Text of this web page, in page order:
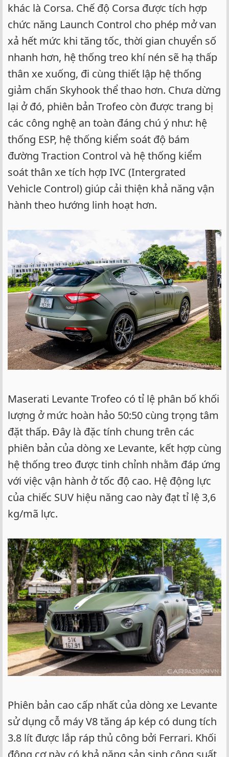
khác là Corsa. Chế độ Corsa được tích hợp
chức năng Launch Control cho phép mở van
xả hết mức khi tăng tốc, thời gian chuyển số
nhanh hơn, hệ thống treo khí nén sẽ hạ thấp
thân xe xuống, đi cùng thiết lập hệ thống
giảm chấn Skyhook thể thao hơn. Chưa dừng
lại ở đó, phiên bản Trofeo còn được trang bị
các công nghệ an toàn đáng chú ý như: hệ
thống ESP, hệ thống kiểm soát độ bám
đường Traction Control và hệ thống kiểm
soát thân xe tích hợp IVC (Intergrated
Vehicle Control) giúp cải thiện khả năng vận
hành theo hướng linh hoạt hơn.
Maserati Levante Trofeo có tỉ lệ phân bố khối
lượng ở mức hoàn hảo 50:50 cùng trọng tâm
đặt thấp. Đây là đặc tính chung trên các
phiên bản của dòng xe Levante, kết hợp cùng
hệ thống treo được tinh chỉnh nhằm đáp ứng
với việc vận hành ở tốc độ cao. Hệ động lực
của chiếc SUV hiệu năng cao này đạt tỉ lệ 3,6
kg/mã lực.
Phiên bản cao cấp nhất của dòng xe Levante
sử dụng cỗ máy V8 tăng áp kép có dung tích
3.8 lít được lắp ráp thủ công bởi Ferrari. Khối
động cơ này có khả năng sản sinh công suất